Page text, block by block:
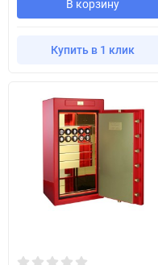
В корзину
Купить в 1 клик